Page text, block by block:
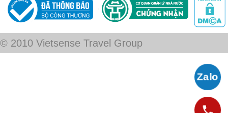
© 2010 Vietsense Travel Group